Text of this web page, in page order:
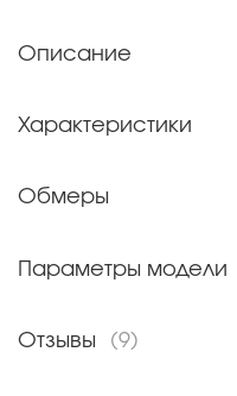
Описание
Характеристики
Обмеры
Параметры модели
Отзывы (9)